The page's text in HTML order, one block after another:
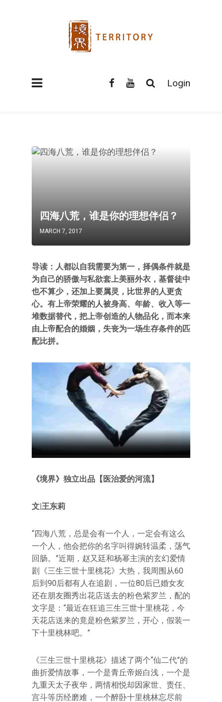
Login
四海八荒，谁是你的理想伴侣？
MARCH 7, 2017
导读：人都以自我需要为第一，择偶条件就是
为自己的骄傲与私欲套上美丽外衣，基督徒中
也不算少，还加上要属灵，比世界的人更贪
心。有上帝荣耀的人被身高、年龄、收入等一
堆数据替代，把上帝创造的人物品化，而本来
由上帝配合的婚姻，失丧为一场生存条件的匹
配比拼。
《境界》独立出品【医治爱的河流】
文|王东莉
“四海八荒，总是会有一个人，一定会有这么
一个人，他会把你的名字叫得婉转温柔，荡气
回肠。”近期，赵又廷和杨幂主演的玄幻爱情
剧《三生三世十里桃花》大热，我周围从60
后到90后都有人在追剧，一位80后已婚女友
还在朋友圈秀出花店送去的粉色紫罗兰，配的
文字是：“最近在狂追三生三世十里桃花，今
天花店送来的竟是粉色紫罗兰，开心，假装一
下十里桃林吧。”
《三生三世十里桃花》描述了两个“仙二代”的
曲折爱情故事，一个是青丘帝姬白浅，一个是
九重天太子夜华，两情相悦却因家世、责任、
宫斗等历经磨难，一个醉卧十里桃林忘尽前